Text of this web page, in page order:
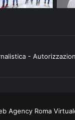
-
Agency Roma